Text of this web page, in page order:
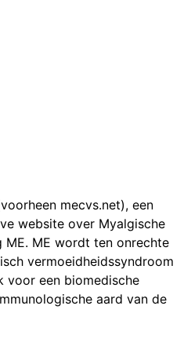
mecvs.net), een
website over Myalgische
ME wordt ten onrechte
vermoeidheidssyndroom
voor een biomedische
aard van de